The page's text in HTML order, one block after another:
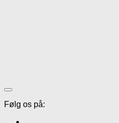
Følg os på: